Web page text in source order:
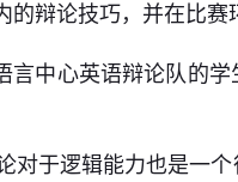
辩论技巧，并在比赛
中心英语辩论队的
对于逻辑能力也是一